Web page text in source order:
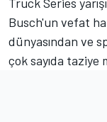
Busch'un vefat
dünyasından ve
çok sayıda taziye